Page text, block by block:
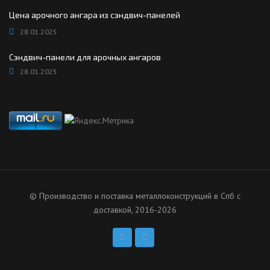
Цена арочного ангара из сэндвич-панелей
28.01.2025
Сэндвич-панели для арочных ангаров
28.01.2025
© Производство и поставка металлоконструкций в Спб с
доставкой, 2016-2026